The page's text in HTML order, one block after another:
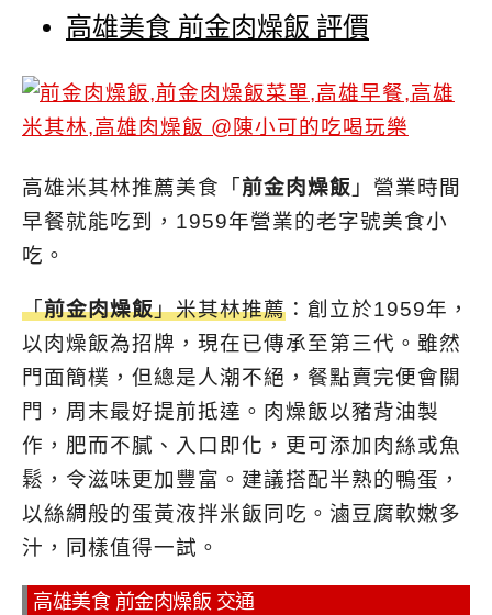
高雄美食 前金肉燥飯 評價
高雄米其林推薦美食「前金肉燥飯 」營業時間
早餐就能吃到，1959年營業的老字號美食小
吃。
「前金肉燥飯」米其林推薦 ：創立於1959年，
以肉燥飯為招牌，現在已傳承至第三代。雖然
門面簡樸，但總是人潮不絕，餐點賣完便會關
門，周末最好提前抵達。肉燥飯以豬背油製
作，肥而不膩、入口即化，更可添加肉絲或魚
鬆，令滋味更加豐富。建議搭配半熟的鴨蛋，
以絲綢般的蛋黃液拌米飯同吃。滷豆腐軟嫩多
汁，同樣值得一試。
高雄美食 前金肉燥飯 交通